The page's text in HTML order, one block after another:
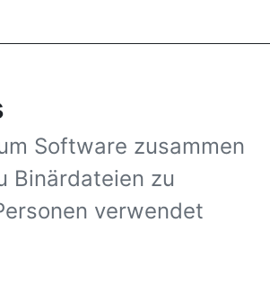
Software zusammen
Binärdateien zu
verwendet